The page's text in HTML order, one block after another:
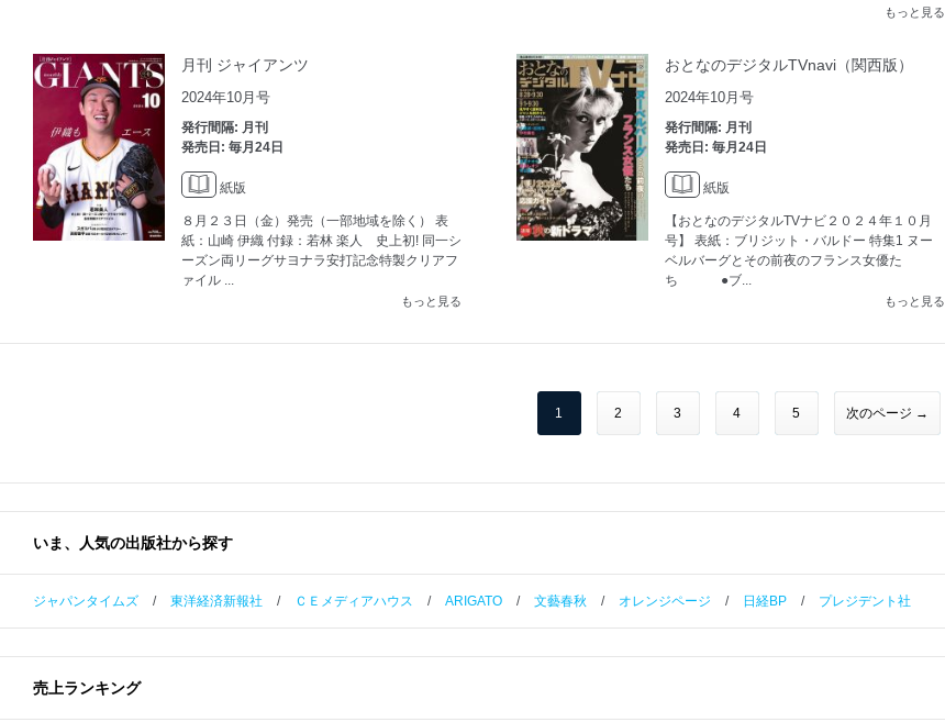
もっと見る
月刊 ジャイアンツ
2024年10月号
発行間隔: 月刊
発売日: 毎月24日
紙版
８月２３日（金）発売（一部地域を除く） 表
紙：山崎 伊織 付録：若林 楽人 史上初! 同一シ
ーズン両リーグサヨナラ安打記念特製クリアフ
ァイル ...
もっと見る
おとなのデジタルTVnavi（関西版）
2024年10月号
発行間隔: 月刊
発売日: 毎月24日
紙版
【おとなのデジタルTVナビ２０２４年１０月
号】 表紙：ブリジット・バルドー 特集1 ヌー
ベルバーグとその前夜のフランス女優た
ち ●ブ...
もっと見る
1 2 3 4 5 次のページ →
いま、人気の出版社から探す
ジャパンタイムズ / 東洋経済新報社 / ＣＥメディアハウス / ARIGATO / 文藝春秋 / オレンジページ / 日経BP / プレジデント社
売上ランキング